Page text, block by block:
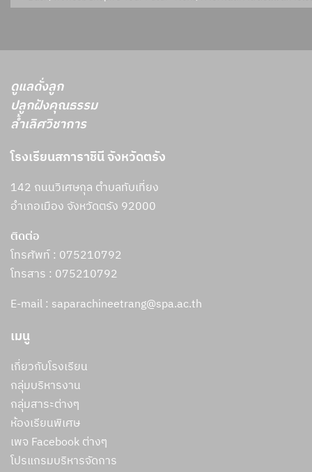
ดูแลดั่งลูก
ปลูกฝังคุณธรรม
ล้ำเลิศวิชาการ
โรงเรียนสภาราชินี จังหวัดตรัง
142 ถนนวิเศษกุล ตำบลทับเที่ยง
อำเภอเมือง จังหวัดตรัง 92000
ติดต่อ
โทรศัพท์ : 075210792
โทรสาร : 075210792
E-mail : saparachineetrang@spa.ac.th
เมนู
เกี่ยวกับโรงเรียน
กลุ่มบริหารงาน
กลุ่มสาระต่างๆ
ห้องเรียนพิเศษ
เพจ Facebook ต่างๆ
โปรแกรมบริหารจัดการ